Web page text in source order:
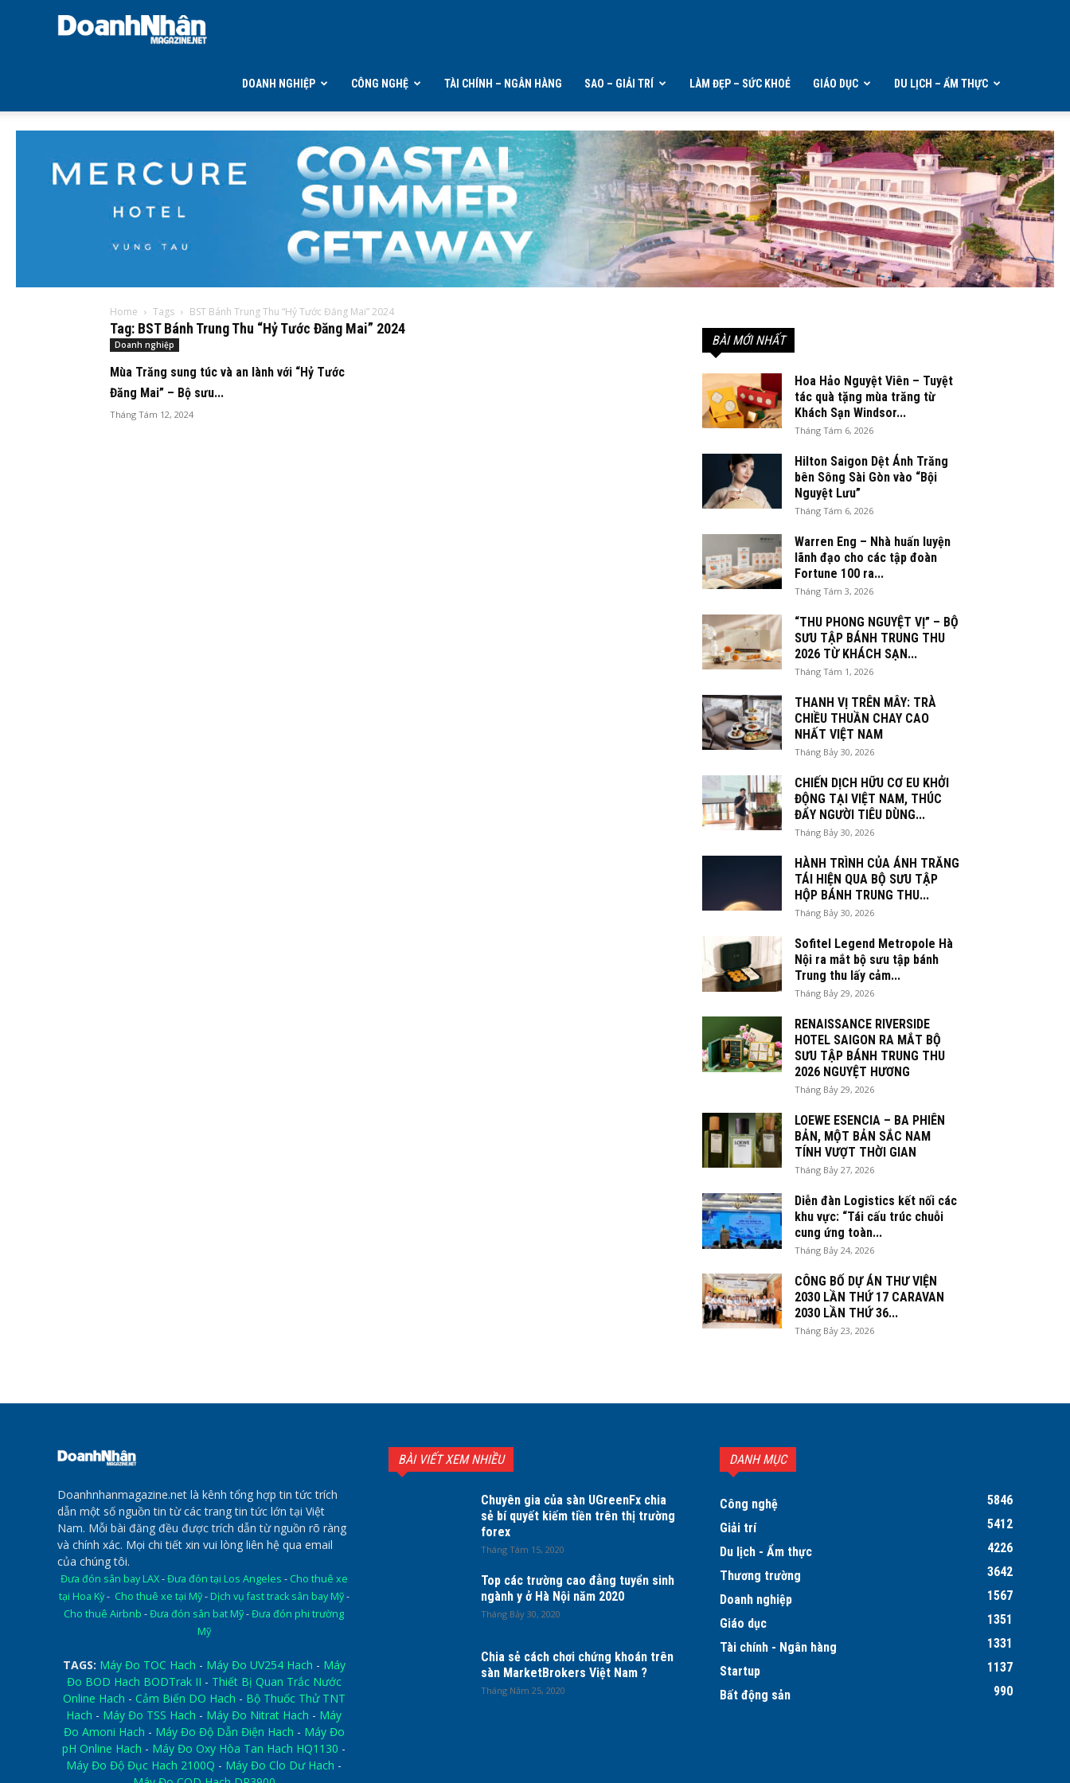
DOANH NGHIỆP CÔNG NGHỆ TÀI CHÍNH – NGÂN HÀNG SAO – GIẢI TRÍ LÀM ĐẸP – SỨC KHOẺ GIÁO DỤC DU LỊCH – ẨM THỰC
Home Tags BST Bánh Trung Thu “Hỷ Tước Đăng Mai” 2024
Tag: BST Bánh Trung Thu “Hỷ Tước Đăng Mai” 2024
Doanh nghiệp
Mùa Trăng sung túc và an lành với “Hỷ Tước
Đăng Mai” – Bộ sưu...
Tháng Tám 12, 2024
BÀI MỚI NHẤT
Hoa Hảo Nguyệt Viên – Tuyệt
tác quà tặng mùa trăng từ
Khách Sạn Windsor...
Tháng Tám 6, 2026
Hilton Saigon Dệt Ánh Trăng
bên Sông Sài Gòn vào “Bội
Nguyệt Lưu”
Tháng Tám 6, 2026
Warren Eng – Nhà huấn luyện
lãnh đạo cho các tập đoàn
Fortune 100 ra...
Tháng Tám 3, 2026
“THU PHONG NGUYỆT VỊ” – BỘ
SƯU TẬP BÁNH TRUNG THU
2026 TỪ KHÁCH SẠN...
Tháng Tám 1, 2026
THANH VỊ TRÊN MÂY: TRÀ
CHIỀU THUẦN CHAY CAO
NHẤT VIỆT NAM
Tháng Bảy 30, 2026
CHIẾN DỊCH HỮU CƠ EU KHỞI
ĐỘNG TẠI VIỆT NAM, THÚC
ĐẨY NGƯỜI TIÊU DÙNG...
Tháng Bảy 30, 2026
HÀNH TRÌNH CỦA ÁNH TRĂNG
TÁI HIỆN QUA BỘ SƯU TẬP
HỘP BÁNH TRUNG THU...
Tháng Bảy 30, 2026
Sofitel Legend Metropole Hà
Nội ra mắt bộ sưu tập bánh
Trung thu lấy cảm...
Tháng Bảy 29, 2026
RENAISSANCE RIVERSIDE
HOTEL SAIGON RA MẮT BỘ
SƯU TẬP BÁNH TRUNG THU
2026 NGUYỆT HƯƠNG
Tháng Bảy 29, 2026
LOEWE ESENCIA – BA PHIÊN
BẢN, MỘT BẢN SẮC NAM
TÍNH VƯỢT THỜI GIAN
Tháng Bảy 27, 2026
Diễn đàn Logistics kết nối các
khu vực: “Tái cấu trúc chuỗi
cung ứng toàn...
Tháng Bảy 24, 2026
CÔNG BỐ DỰ ÁN THƯ VIỆN
2030 LẦN THỨ 17 CARAVAN
2030 LẦN THỨ 36...
Tháng Bảy 23, 2026
Doanhnhanmagazine.net là kênh tổng hợp tin tức trích
dẫn một số nguồn tin từ các trang tin tức lớn tại Việt
Nam. Mỗi bài đăng đều được trích dẫn từ nguồn rõ ràng
và chính xác. Mọi chi tiết xin vui lòng liên hệ qua email
của chúng tôi.
Đưa đón sân bay LAX-Đưa đón tại Los Angeles - Cho thuê xe
tại Hoa Kỳ- Cho thuê xe tại Mỹ- Dịch vụ fast track sân bay Mỹ-
Cho thuê Airbnb -Đưa đón sân bat Mỹ-Đưa đón phi trường
Mỹ
TAGS: Máy Đo TOC Hach - Máy Đo UV254 Hach - Máy
Đo BOD Hach BODTrak II - Thiết Bị Quan Trắc Nước
Online Hach - Cảm Biến DO Hach - Bộ Thuốc Thử TNT
Hach - Máy Đo TSS Hach - Máy Đo Nitrat Hach - Máy
Đo Amoni Hach - Máy Đo Độ Dẫn Điện Hach - Máy Đo
pH Online Hach - Máy Đo Oxy Hòa Tan Hach HQ1130 -
Máy Đo Độ Đục Hach 2100Q - Máy Đo Clo Dư Hach -
BÀI VIẾT XEM NHIỀU
Chuyên gia của sàn UGreenFx chia
sẻ bí quyết kiếm tiền trên thị trường
forex
Tháng Tám 15, 2020
Top các trường cao đẳng tuyển sinh
ngành y ở Hà Nội năm 2020
Tháng Bảy 30, 2020
Chia sẻ cách chơi chứng khoán trên
sàn MarketBrokers Việt Nam ?
Tháng Năm 25, 2020
DANH MỤC
Công nghệ
5846
Giải trí
5412
Du lịch - Ẩm thực
4226
Thương trường
3642
Doanh nghiệp
1567
Giáo dục
1351
Tài chính - Ngân hàng
1331
Startup
1137
Bất động sản
990